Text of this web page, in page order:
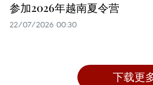
参加2026年越南夏令营
22/07/2026 00:30
下载更